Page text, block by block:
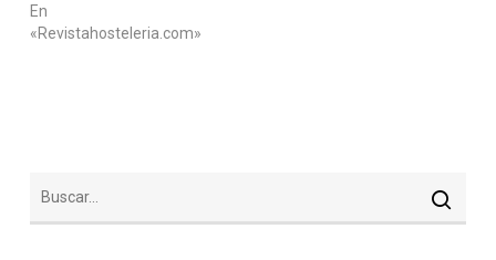
En
«Revistahosteleria.com»